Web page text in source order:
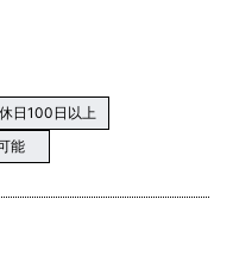
日100日以上
能